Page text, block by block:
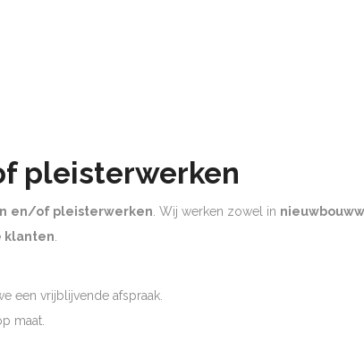
pleisterwerken
en/of pleisterwerken . Wij werken zowel in
klanten
een vrijblijvende afspraak.
maat.